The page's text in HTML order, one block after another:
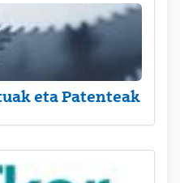
eta Patenteak